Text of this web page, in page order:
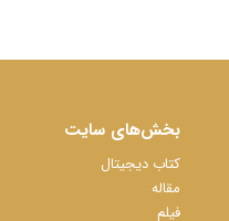
بخش‌های سایت
کتاب دیجیتال
مقاله
فیلم